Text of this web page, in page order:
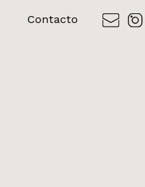
Contacto